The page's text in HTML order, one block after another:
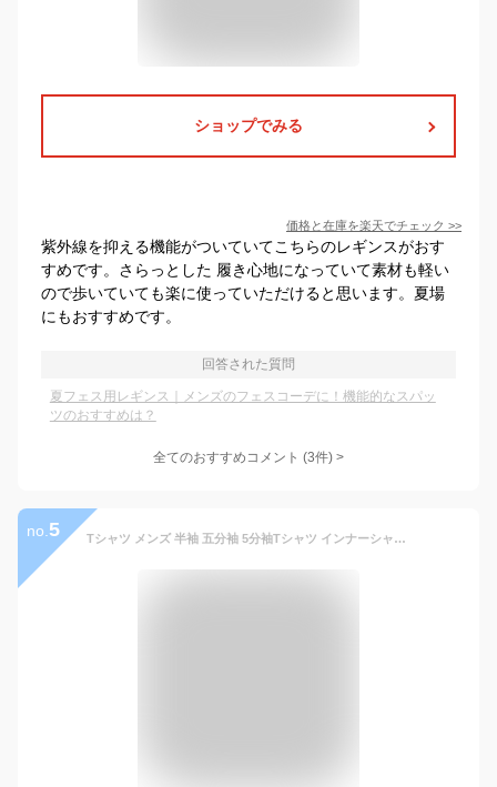
ショップでみる
価格と在庫を楽天でチェック >>
紫外線を抑える機能がついていてこちらのレギンスがおす
すめです。さらっとした 履き心地になっていて素材も軽い
ので歩いていても楽に使っていただけると思います。夏場
にもおすすめです。
回答された質問
夏フェス用レギンス｜メンズのフェスコーデに！機能的なスパッ
ツのおすすめは？
全てのおすすめコメント (3件) >
no. 5 Tシャツ メンズ 半袖 五分袖 5分袖Tシャツ インナーシャツ カットソー インナーウェア 無地 重ね着 丸首 Uネック 半袖Tシャツ ポリエステル コットン 綿 半袖と七分袖の中間丈 白 黒 グレー ネイビー ブラック ホワイト 春 夏 秋 冬 オールシーズン メール便 送料無料